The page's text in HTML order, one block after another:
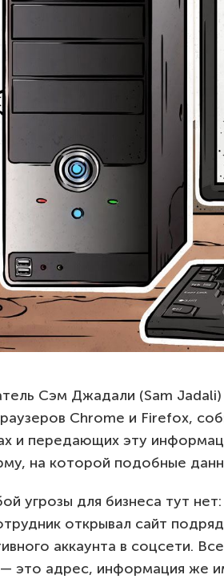
Сэм Джадали (Sam Jadali)
Chrome и Firefox,
и передающих эту
на которой подобные
угрозы для бизнеса тут
открывал сайт
аккаунта в соцсети.
это адрес, информация же